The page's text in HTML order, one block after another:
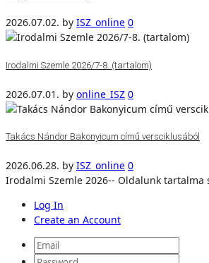
2026.07.02. by ISZ_online 0
Irodalmi Szemle 2026/7-8. (tartalom)
2026.07.01. by online_ISZ 0
Takács Nándor Bakonyicum című versciklusából
2026.06.28. by ISZ_online 0
Irodalmi Szemle 2026-- Oldalunk tartalma
Log In
Create an Account